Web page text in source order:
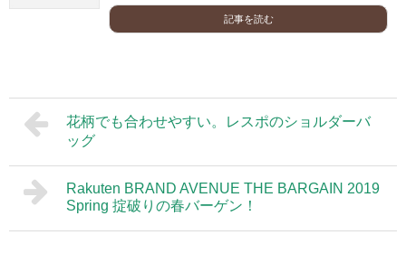
記事を読む
花柄でも合わせやすい。レスポのショルダーバ
ッグ
Rakuten BRAND AVENUE THE BARGAIN 2019
Spring 掟破りの春バーゲン！